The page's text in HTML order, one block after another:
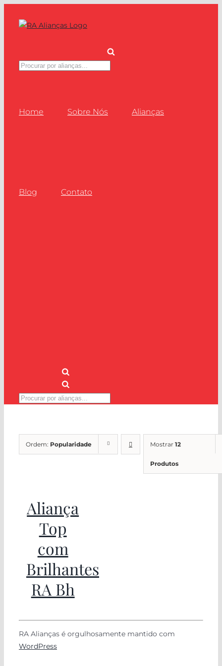
Pesquisar
Home Sobre Nós Alianças
Blog Contato
Pesquisar
Ordem: Popularidade Mostrar 12
Produtos
Aliança
Top
com
Brilhantes
RA Bh
RA Alianças é orgulhosamente mantido com
WordPress